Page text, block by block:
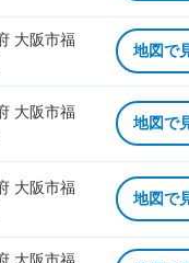
大阪市福
地図で
大阪市福
地図で
大阪市福
地図で